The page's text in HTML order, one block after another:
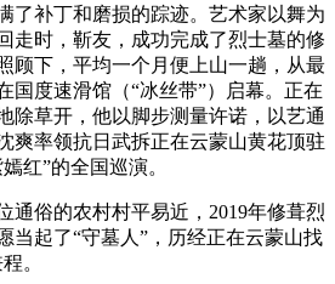
了补丁和磨损的踪迹。艺术家以舞为
走时，靳友，成功完成了烈士墓的修
顾下，平均一个月便上山一趟，从最
国度速滑馆（“冰丝带”）启幕。正在
除草开，他以脚步测量许诺，以艺通
爽率领抗日武拆正在云蒙山黄花顶驻
红”的全国巡演。
俗的农村村平易近，2019年修葺烈
当起了“守墓人”，历经正在云蒙山找
。